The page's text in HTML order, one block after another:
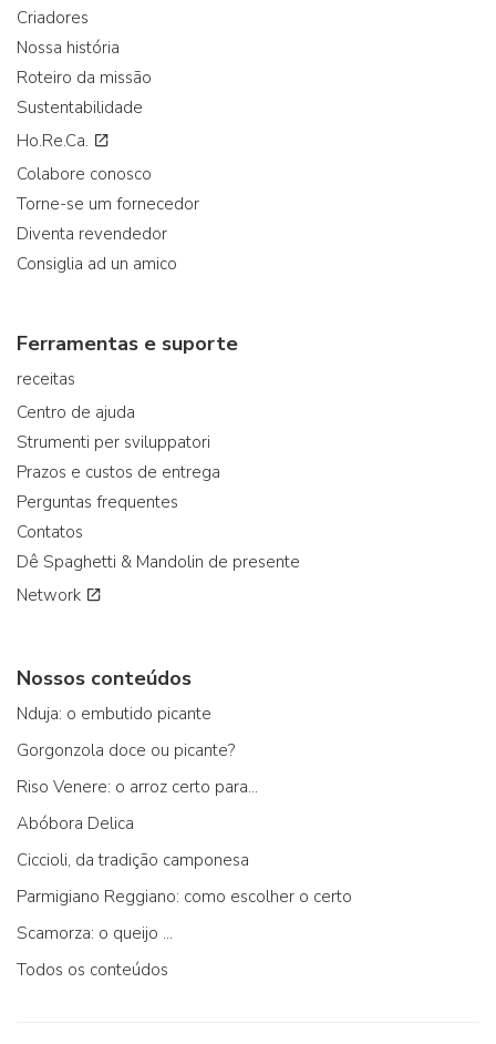
Criadores
Nossa história
Roteiro da missão
Sustentabilidade
Ho.Re.Ca.
Colabore conosco
Torne-se um fornecedor
Diventa revendedor
Consiglia ad un amico
Ferramentas e suporte
receitas
Centro de ajuda
Strumenti per sviluppatori
Prazos e custos de entrega
Perguntas frequentes
Contatos
Dê Spaghetti & Mandolin de presente
Network
Nossos conteúdos
Nduja: o embutido picante
Gorgonzola doce ou picante?
Riso Venere: o arroz certo para...
Abóbora Delica
Ciccioli, da tradição camponesa
Parmigiano Reggiano: como escolher o certo
Scamorza: o queijo ...
Todos os conteúdos